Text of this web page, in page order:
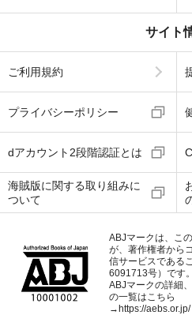
サイト
ご利用規約
プライバシーポリシー
dアカウント2段階認証とは
海賊版に関する取り組みに
ついて
ABJマークは、こ
が、著作権者から
信サービスである
6091713号）です。
ABJマークの詳細
の一覧はこちら
→https://aebs.or.jp/